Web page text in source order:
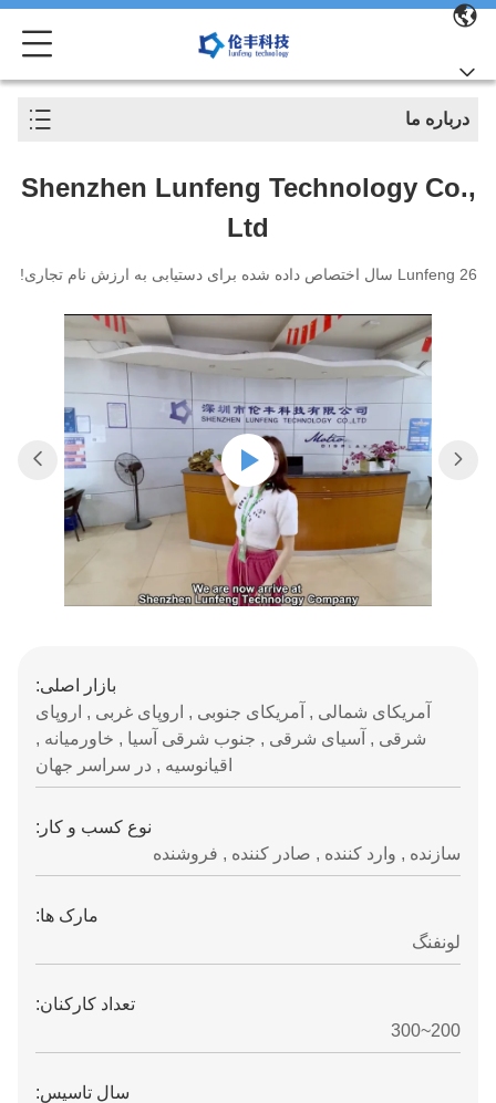
درباره ما
Shenzhen Lunfeng Technology Co.,
Ltd
Lunfeng 26 سال اختصاص داده شده برای دستیابی به ارزش نام تجاری!
بازار اصلی:
آمریکای شمالی , آمریکای جنوبی , اروپای غربی , اروپای
شرقی , آسیای شرقی , جنوب شرقی آسیا , خاورمیانه ,
اقیانوسیه , در سراسر جهان
نوع کسب و کار:
سازنده , وارد کننده , صادر کننده , فروشنده
مارک ها:
لونفنگ
تعداد کارکنان:
200~300
سال تاسیس: